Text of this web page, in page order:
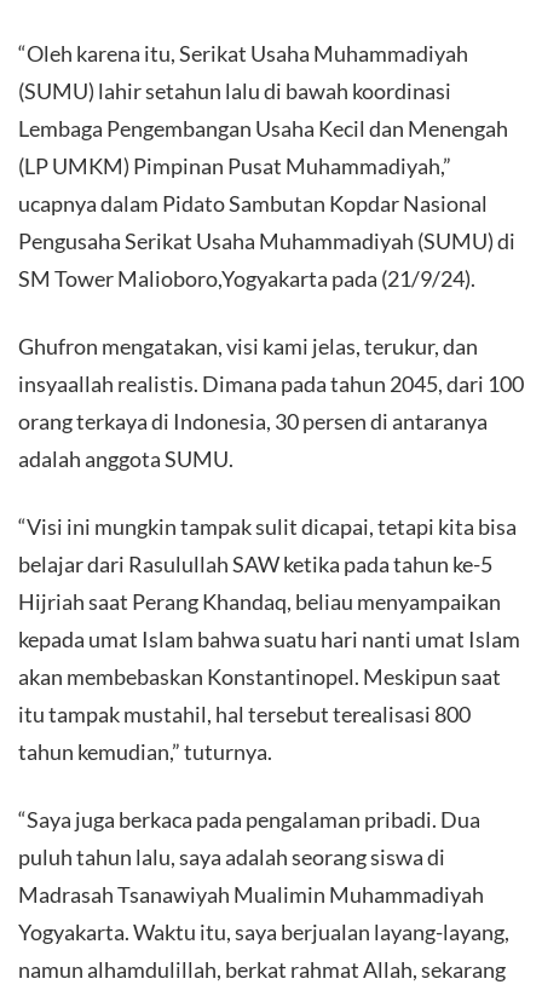
“Oleh karena itu, Serikat Usaha Muhammadiyah
(SUMU) lahir setahun lalu di bawah koordinasi
Lembaga Pengembangan Usaha Kecil dan Menengah
(LP UMKM) Pimpinan Pusat Muhammadiyah,”
ucapnya dalam Pidato Sambutan Kopdar Nasional
Pengusaha Serikat Usaha Muhammadiyah (SUMU) di
SM Tower Malioboro,Yogyakarta pada (21/9/24).
Ghufron mengatakan, visi kami jelas, terukur, dan
insyaallah realistis. Dimana pada tahun 2045, dari 100
orang terkaya di Indonesia, 30 persen di antaranya
adalah anggota SUMU.
“Visi ini mungkin tampak sulit dicapai, tetapi kita bisa
belajar dari Rasulullah SAW ketika pada tahun ke-5
Hijriah saat Perang Khandaq, beliau menyampaikan
kepada umat Islam bahwa suatu hari nanti umat Islam
akan membebaskan Konstantinopel. Meskipun saat
itu tampak mustahil, hal tersebut terealisasi 800
tahun kemudian,” tuturnya.
“Saya juga berkaca pada pengalaman pribadi. Dua
puluh tahun lalu, saya adalah seorang siswa di
Madrasah Tsanawiyah Mualimin Muhammadiyah
Yogyakarta. Waktu itu, saya berjualan layang-layang,
namun alhamdulillah, berkat rahmat Allah, sekarang